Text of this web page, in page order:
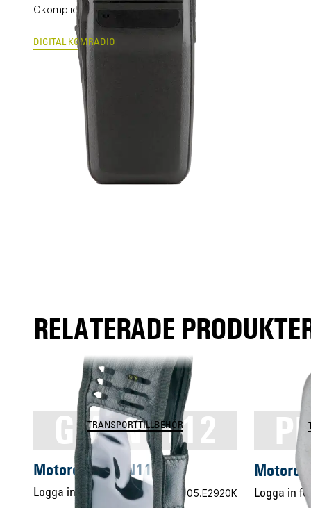
Okomplicerad digital komradio
DIGITAL KOMRADIO
RELATERADE
GMLN1112
TRANSPORTTILLBEHÖR
Motorola GMLN1112
Logga in för pris Vårt art.nr 05.E2920K Logga in